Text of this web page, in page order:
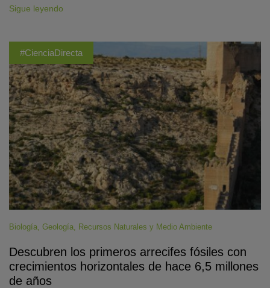
Sigue leyendo
#CienciaDirecta
Biología, Geología, Recursos Naturales y Medio Ambiente
Descubren los primeros arrecifes fósiles con
crecimientos horizontales de hace 6,5 millones
de años